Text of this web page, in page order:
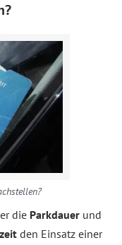
die Parkdauer und
den Einsatz einer